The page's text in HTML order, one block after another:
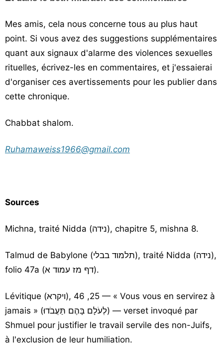
Mes amis, cela nous concerne tous au plus haut
point. Si vous avez des suggestions supplémentaires
quant aux signaux d'alarme des violences sexuelles
rituelles, écrivez-les en commentaires, et j'essaierai
d'organiser ces avertissements pour les publier dans
cette chronique.
Chabbat shalom.
Ruhamaweiss1966@gmail.com
Sources
Michna, traité Nidda (נידה), chapitre 5, mishna 8.
Talmud de Babylone (תלמוד בבלי), traité Nidda (נידה),
folio 47a (דף מז עמוד א).
Lévitique (ויקרא), 25, 46 — « Vous vous en servirez à
jamais » (לְעֹלָם בָּהֶם תַּעֲבֹדוּ) — verset invoqué par
Shmuel pour justifier le travail servile des non-Juifs,
à l'exclusion de leur humiliation.